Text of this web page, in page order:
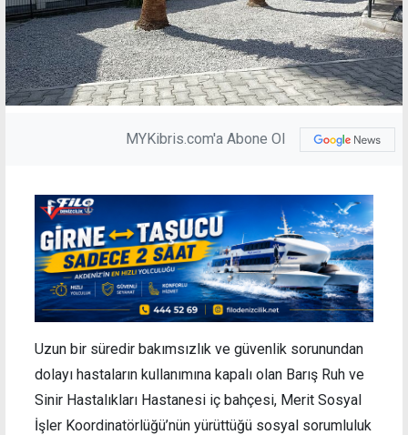
MYKibris.com'a Abone Ol
Uzun bir süredir bakımsızlık ve güvenlik sorunundan
dolayı hastaların kullanımına kapalı olan Barış Ruh ve
Sinir Hastalıkları Hastanesi iç bahçesi, Merit Sosyal
İşler Koordinatörlüğü’nün yürüttüğü sosyal sorumluluk